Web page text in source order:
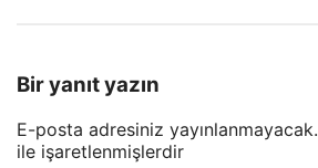
Bir yanıt yazın
E-posta adresiniz yayınlanmayacak.
ile işaretlenmişlerdir